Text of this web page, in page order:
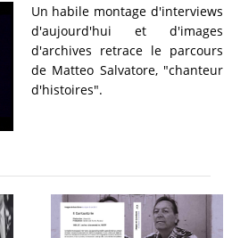
Un habile montage d'interviews
d'aujourd'hui et d'images
d'archives retrace le parcours
de Matteo Salvatore, "chanteur
d'histoires".